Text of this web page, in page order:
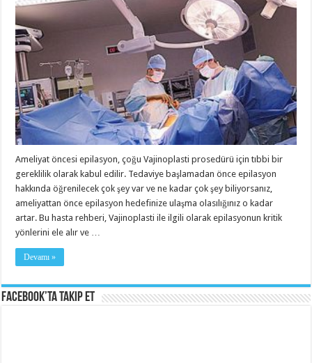
Ameliyat öncesi epilasyon, çoğu Vajinoplasti prosedürü için tıbbi bir
gereklilik olarak kabul edilir. Tedaviye başlamadan önce epilasyon
hakkında öğrenilecek çok şey var ve ne kadar çok şey biliyorsanız,
ameliyattan önce epilasyon hedefinize ulaşma olasılığınız o kadar
artar. Bu hasta rehberi, Vajinoplasti ile ilgili olarak epilasyonun kritik
yönlerini ele alır ve …
Devamı »
Facebook’ta Takip Et